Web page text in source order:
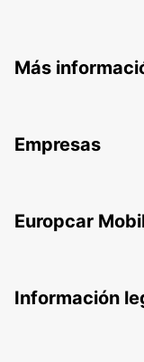
Más
Empresas
Europcar
Información